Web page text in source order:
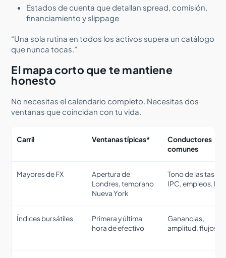
Estados de cuenta que detallan spread, comisión,
financiamiento y slippage
“Una sola rutina en todos los activos supera un catálogo
que nunca tocas.”
El mapa corto que te mantiene
honesto
No necesitas el calendario completo. Necesitas dos
ventanas que coincidan con tu vida.
Carril Ventanas típicas*
Conductores
comunes
Mayores de FX
Apertura de
Londres, temprano
Nueva York
Tono de las tasas,
IPC, empleos,
Índices bursátiles
Primera y última
hora de efectivo
Ganancias,
amplitud, flujos